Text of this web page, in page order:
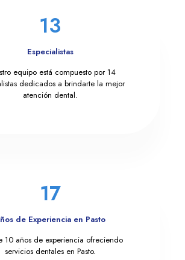
13
Especialistas
equipo está compuesto por 14
dedicados a brindarte la mejor
atención dental.
17
de Experiencia en Pasto
10 años de experiencia ofreciendo
servicios dentales en Pasto.